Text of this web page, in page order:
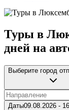
Туры в
дней на
Выберите город
Даты09.08.2026 -